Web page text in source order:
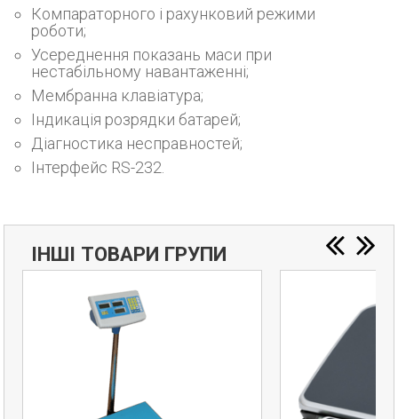
Компараторного і рахунковий режими
роботи;
Усереднення показань маси при
нестабільному навантаженні;
Мембранна клавіатура;
Індикація розрядки батарей;
Діагностика несправностей;
Інтерфейс RS-232.
ІНШІ ТОВАРИ ГРУПИ